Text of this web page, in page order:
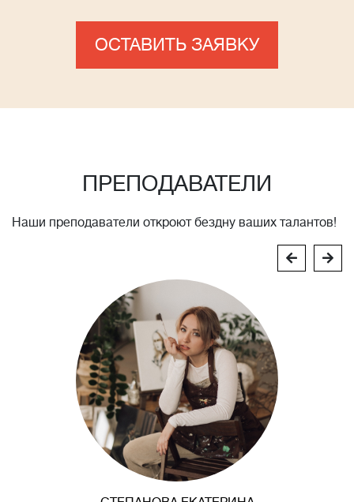
ОСТАВИТЬ ЗАЯВКУ
ПРЕПОДАВАТЕЛИ
Наши преподаватели откроют бездну ваших талантов!